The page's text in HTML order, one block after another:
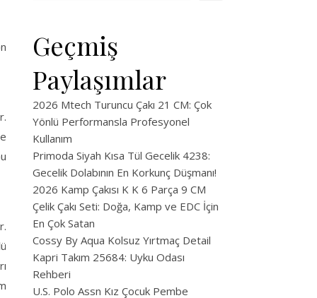
Geçmiş
Paylaşımlar
2026 Mtech Turuncu Çakı 21 CM: Çok
Yönlü Performansla Profesyonel
Kullanım
Primoda Siyah Kısa Tül Gecelik 4238:
Gecelik Dolabının En Korkunç Düşmanı!
2026 Kamp Çakısı K K 6 Parça 9 CM
Çelik Çakı Seti: Doğa, Kamp ve EDC İçin
En Çok Satan
Cossy By Aqua Kolsuz Yırtmaç Detail
Kapri Takım 25684: Uyku Odası
Rehberi
U.S. Polo Assn Kız Çocuk Pembe